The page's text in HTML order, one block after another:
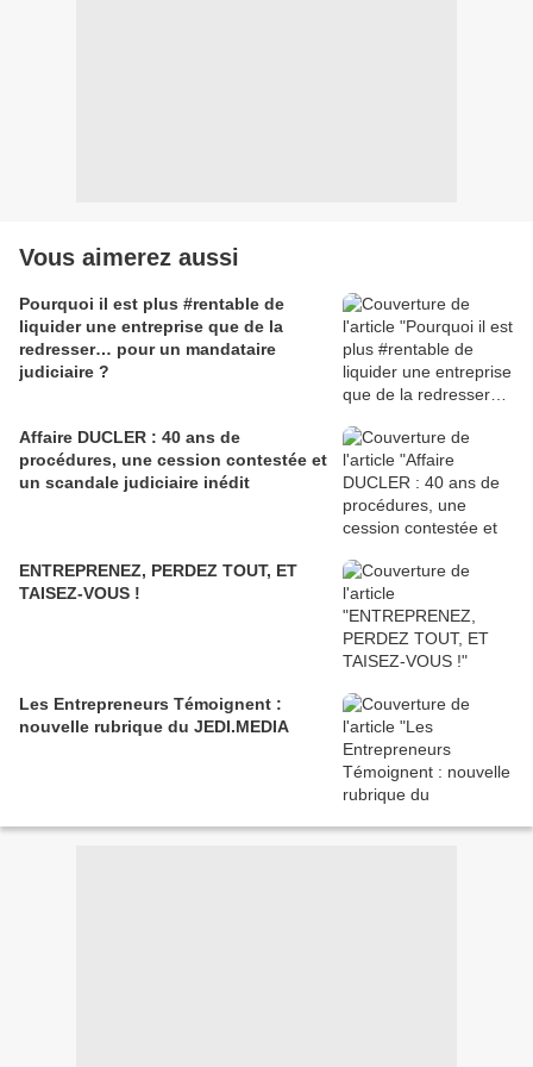
Vous aimerez aussi
Pourquoi il est plus #rentable de
liquider une entreprise que de la
redresser… pour un mandataire
judiciaire ?
Affaire DUCLER : 40 ans de
procédures, une cession contestée et
un scandale judiciaire inédit
ENTREPRENEZ, PERDEZ TOUT, ET
TAISEZ-VOUS !
Les Entrepreneurs Témoignent :
nouvelle rubrique du JEDI.MEDIA